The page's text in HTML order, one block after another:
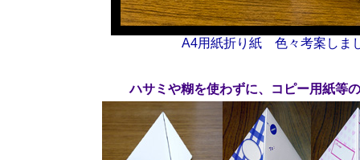
A4用紙折り紙 色々考案しま
ハサミや糊を使わずに、コピー用紙